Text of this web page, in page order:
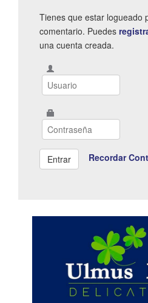
Tienes que estar logueado
comentario. Puedes
una cuenta creada.
Recordar